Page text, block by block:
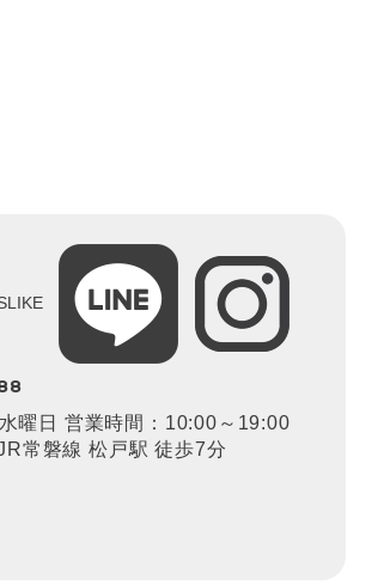
曜日 営業時間：10:00～19:00
常磐線 松戸駅 徒歩7分